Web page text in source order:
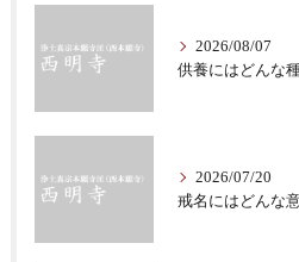
2026/08/07
2026/07/20